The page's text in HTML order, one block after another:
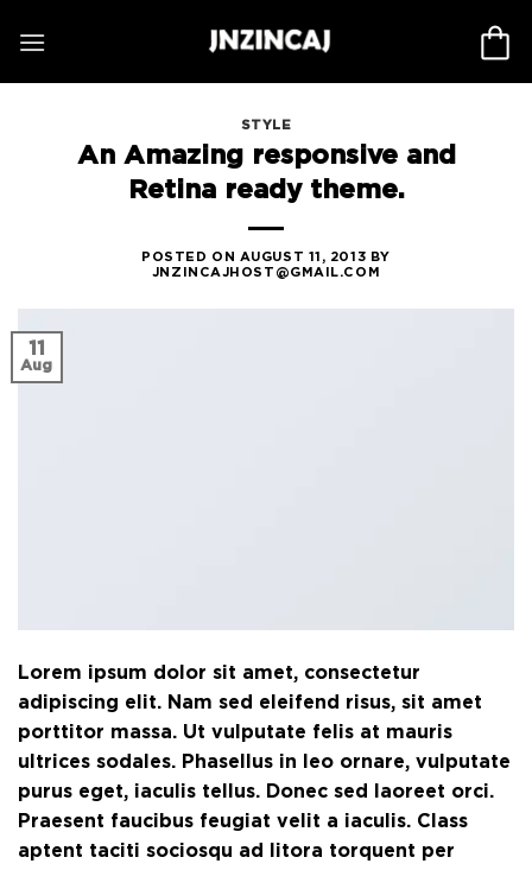
STYLE
An Amazing responsive and
Retina ready theme.
POSTED ON AUGUST 11, 2013 BY
JNZINCAJHOST@GMAIL.COM
11
Aug
Lorem ipsum dolor sit amet, consectetur
adipiscing elit. Nam sed eleifend risus, sit amet
porttitor massa. Ut vulputate felis at mauris
ultrices sodales. Phasellus in leo ornare, vulputate
purus eget, iaculis tellus. Donec sed laoreet orci.
Praesent faucibus feugiat velit a iaculis. Class
aptent taciti sociosqu ad litora torquent per